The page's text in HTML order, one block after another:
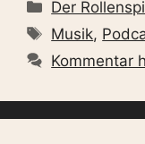
Der
Musik,
Kommentar